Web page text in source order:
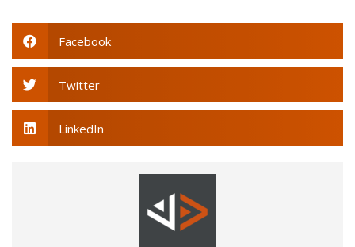
Facebook
Twitter
LinkedIn